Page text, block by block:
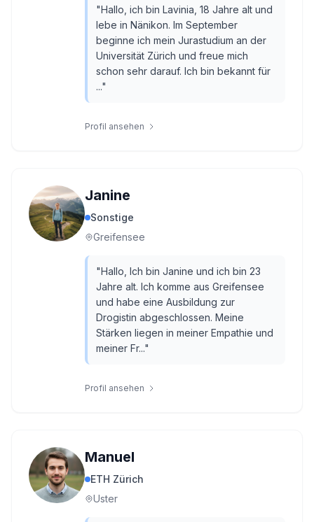
"Hallo, ich bin Lavinia, 18 Jahre alt und
lebe in Nänikon. Im September
beginne ich mein Jurastudium an der
Universität Zürich und freue mich
schon sehr darauf. Ich bin bekannt für
..."
Profil ansehen
Janine
Sonstige
Greifensee
"Hallo, Ich bin Janine und ich bin 23
Jahre alt. Ich komme aus Greifensee
und habe eine Ausbildung zur
Drogistin abgeschlossen. Meine
Stärken liegen in meiner Empathie und
meiner Fr..."
Profil ansehen
Manuel
ETH Zürich
Uster